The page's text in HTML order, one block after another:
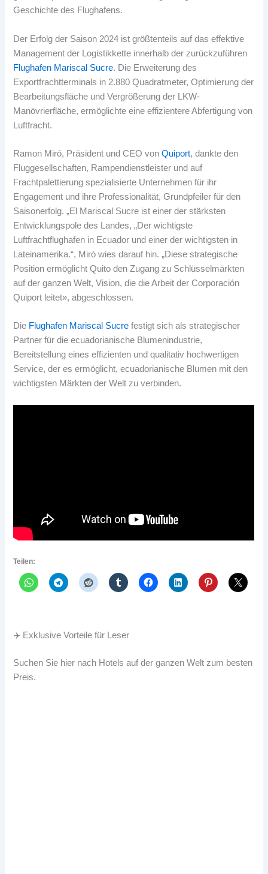
Geschichte des Flughafens.
Der Erfolg der Saison 2024 ist größtenteils auf das effektive
Management der Logistikkette innerhalb der zurückzuführen
Flughafen Mariscal Sucre. Die Erweiterung des
Exportfrachtterminals in 2.880 Quadratmeter, Optimierung der
Bearbeitungsfläche und Vergrößerung der LKW-
Manövrierfläche, ermöglichte eine effizientere Abfertigung von
Luftfracht.
Ramon Miró, Präsident und CEO vonQuiport, dankte den
Fluggesellschaften, Rampendienstleister und auf
Frachtpalettierung spezialisierte Unternehmen für ihr
Engagement und ihre Professionalität, Grundpfeiler für den
Saisonerfolg. „El Mariscal Sucre ist einer der stärksten
Entwicklungspole des Landes, „Der wichtigste
Luftfrachtflughafen in Ecuador und einer der wichtigsten in
Lateinamerika.“, Miró wies darauf hin. „Diese strategische
Position ermöglicht Quito den Zugang zu Schlüsselmärkten
auf der ganzen Welt, Vision, die die Arbeit der Corporación
Quiport leitet», abgeschlossen.
Die Flughafen Mariscal Sucre festigt sich als strategischer
Partner für die ecuadorianische Blumenindustrie,
Bereitstellung eines effizienten und qualitativ hochwertigen
Service, der es ermöglicht, ecuadorianische Blumen mit den
wichtigsten Märkten der Welt zu verbinden.
Teilen:
✈️ Exklusive Vorteile für Leser
Suchen Sie hier nach Hotels auf der ganzen Welt zum besten
Preis.